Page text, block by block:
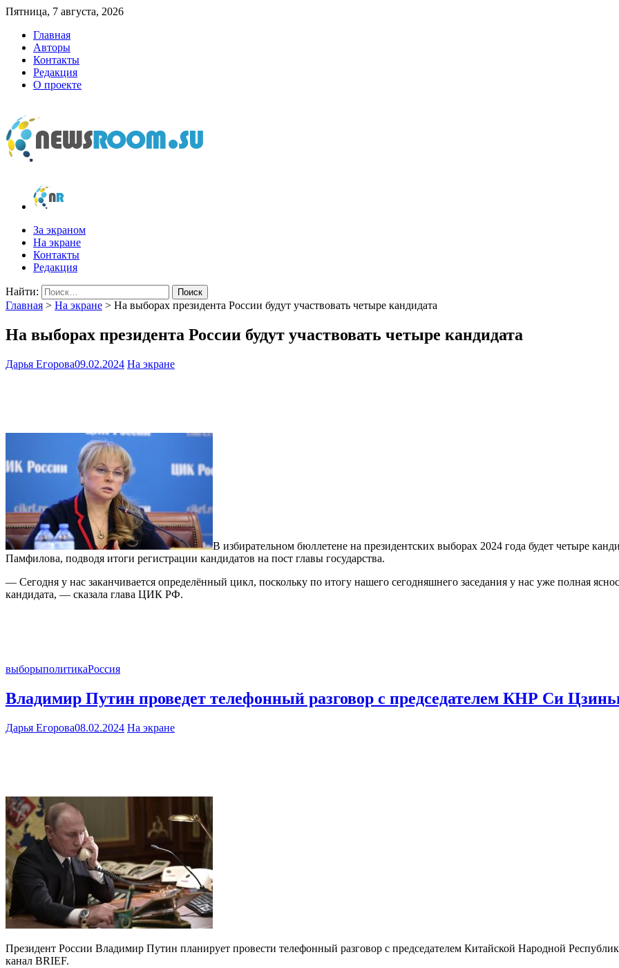
Пятница, 7 августа, 2026
Главная
Авторы
Контакты
Редакция
О проекте
newsroom.su
Новости о новостях
За экраном
На экране
Контакты
Редакция
Найти:
Главная > На экране > На выборах президента России будут участвовать четыре кандидата
На выборах президента России будут участвовать четыре кандидата
Дарья Егорова09.02.2024 На экране
В избирательном бюллетене на президентских выборах 2024 года будет четыре
Памфилова, подводя итоги регистрации кандидатов на пост главы государства.
— Сегодня у нас заканчивается определённый цикл, поскольку по итогу нашего сегодняшнего заседания у нас уже полная
кандидата, — сказала глава ЦИК РФ.
выборыполитикаРоссия
Владимир Путин проведет телефонный разговор с председателем КНР Си
Дарья Егорова08.02.2024 На экране
Президент России Владимир Путин планирует провести телефонный разговор с председателем Китайской Народной
канал BRIEF.